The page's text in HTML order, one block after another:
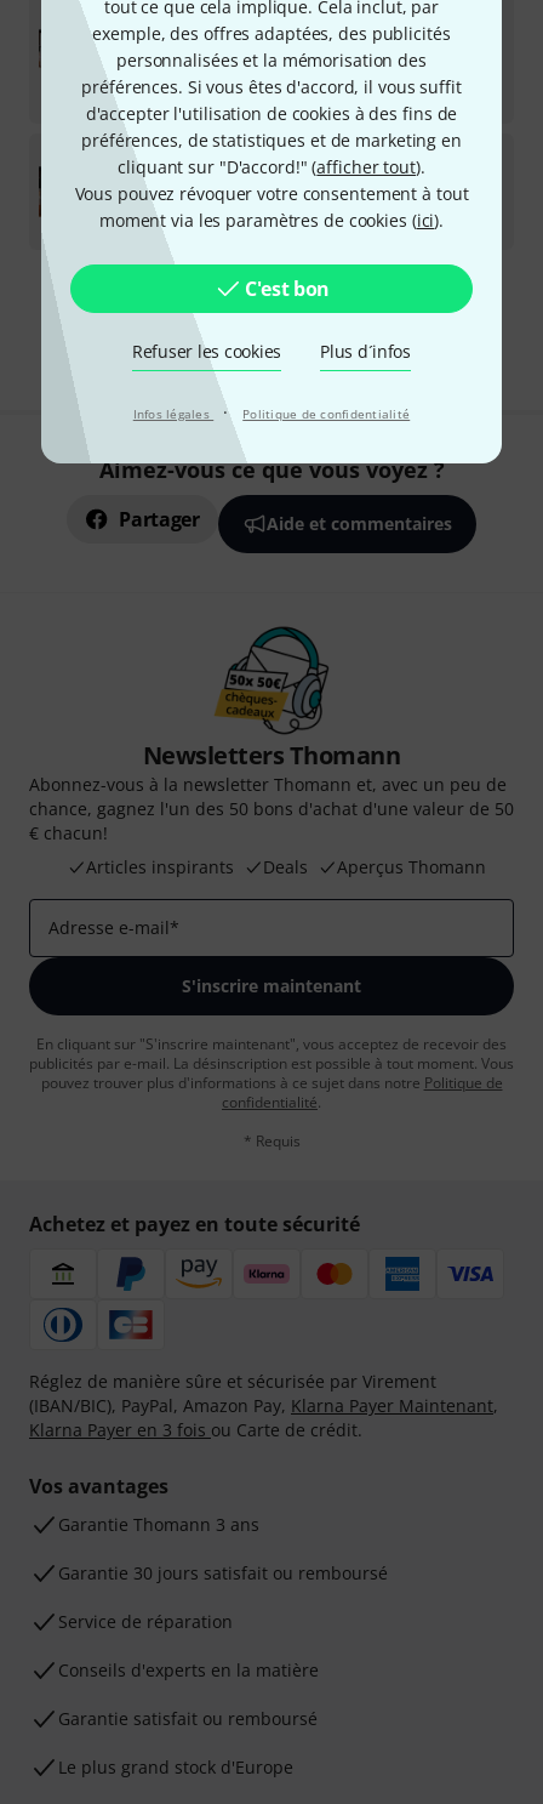
tout ce que cela implique. Cela inclut, par
exemple, des offres adaptées, des publicités
personnalisées et la mémorisation des
préférences. Si vous êtes d'accord, il vous suffit
d'accepter l'utilisation de cookies à des fins de
préférences, de statistiques et de marketing en
cliquant sur "D'accord!" (afficher tout).
Vous pouvez révoquer votre consentement à tout
moment via les paramètres de cookies (ici).
C'est bon
Refuser les cookies Plus d´infos
Infos légales · Politique de confidentialité
Licence de téléchargement
232€
Meilleur prix sur 30 jours:344 €
-33%
Pulsar Audiow495
Licence de téléchargement
76 €
Envoi gratuit à partir de 69 €
Les prix sont indiqués avec TVA comprise
Aimez-vous ce que vous voyez ?
Partager Aide et commentaires
Newsletters Thomann
Abonnez-vous à la newsletter Thomann et, avec un peu de
chance, gagnez l'un des 50 bons d'achat d'une valeur de 50
€ chacun!
Articles inspirants
Deals Aperçus Thomann
Adresse e-mail*
S'inscrire maintenant
En cliquant sur "S'inscrire maintenant", vous acceptez de recevoir des
publicités par e-mail. La désinscription est possible à tout moment. Vous
pouvez trouver plus d'informations à ce sujet dans notre Politique de
confidentialité.
* Requis
Achetez et payez en toute sécurité
Réglez de manière sûre et sécurisée par Virement
(IBAN/BIC), PayPal, Amazon Pay, Klarna Payer Maintenant,
Klarna Payer en 3 fois ou Carte de crédit.
Vos avantages
Ga­ran­tie Thomann 3 ans
Garantie 30 jours satisfait ou remboursé
Service de réparation
Conseils d'experts en la matière
Garantie satisfait ou remboursé
Le plus grand stock d'Europe